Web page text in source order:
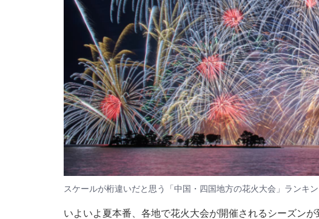
スケールが桁違いだと思う「中国・四国地方の花火大会」ランキ
いよいよ夏本番、各地で花火大会が開催されるシーズン